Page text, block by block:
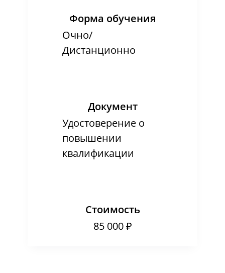
Форма обучения
Очно/
Дистанционно
Документ
Удостоверение о
повышении
квалификации
Стоимость
85 000 ₽